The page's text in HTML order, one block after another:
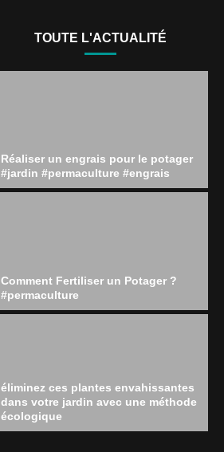
TOUTE L'ACTUALITÉ
Réaliser un engrais pour le potager
#jardin #permaculture #engrais
Comment Fertiliser un Potager ?
#permaculture
éliminez ces plantes envahissantes
dans votre jardin avec une méthode
écologique